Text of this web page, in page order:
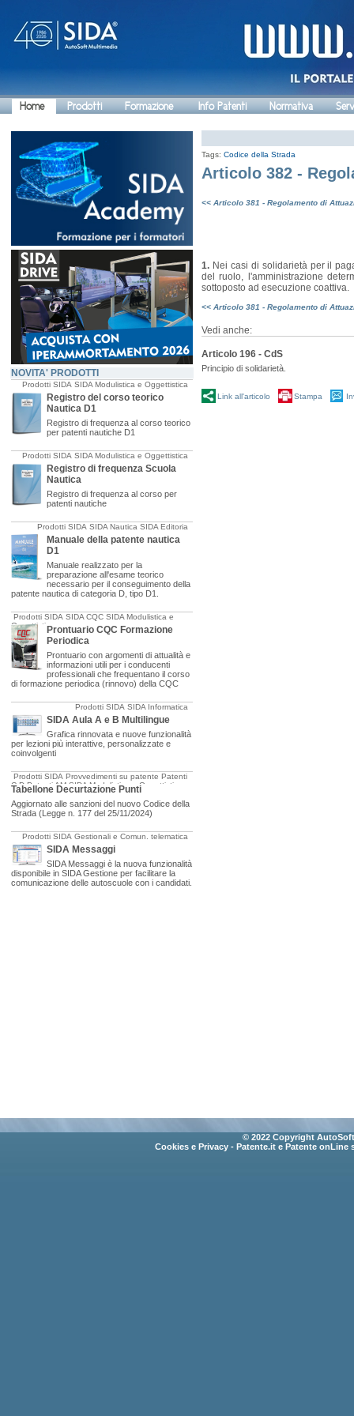
Home Prodotti Formazione Info Patenti Normativa
NOVITA' PRODOTTI
Prodotti SIDA SIDA Modulistica e Oggettistica
Registro del corso teorico
Nautica D1
Registro di frequenza al corso teorico
per patenti nautiche D1
Prodotti SIDA SIDA Modulistica e Oggettistica
Registro di frequenza Scuola
Nautica
Registro di frequenza al corso per
patenti nautiche
Prodotti SIDA SIDA Nautica SIDA Editoria
Manuale della patente nautica
D1
Manuale realizzato per la
preparazione all'esame teorico
necessario per il conseguimento della
patente nautica di categoria D, tipo D1.
Prodotti SIDA SIDA CQC SIDA Modulistica e
OggettisticaProntuario CQC Formazione
Periodica
Prontuario con argomenti di attualità e
informazioni utili per i conducenti
professionali che frequentano il corso
di formazione periodica (rinnovo) della CQC
Prodotti SIDA SIDA Informatica
SIDA Aula A e B Multilingue
Grafica rinnovata e nuove funzionalità
per lezioni più interattive, personalizzate e
coinvolgenti
Prodotti SIDA Provvedimenti su patente Patenti
C-D Patenti AM SIDA Modulistica e Oggettistica
Tabellone Decurtazione Punti
Aggiornato alle sanzioni del nuovo Codice della
Strada (Legge n. 177 del 25/11/2024)
Prodotti SIDA Gestionali e Comun. telematica
SIDA Messaggi
SIDA Messaggi è la nuova funzionalità
disponibile in SIDA Gestione per facilitare la
comunicazione delle autoscuole con i candidati.
Tags: Codice della Strada
Articolo 382 -
<< Articolo 381 - Regolamento di
1. Nei casi di solidarietà per il
del ruolo, l'amministrazione
sottoposto ad esecuzione coattiva.
<< Articolo 381 - Regolamento di
Vedi anche:
Articolo 196 - CdS
Principio di solidarietà.
Link all'articolo Stampa
© 2022 Copyright
Cookies e Privacy - Patente.it e Patente onLine